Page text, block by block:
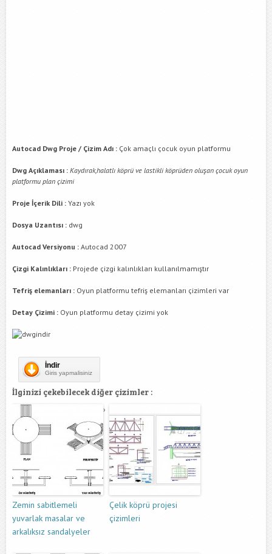
Autocad Dwg Proje / Çizim Adı : Çok amaçlı çocuk oyun platformu
Dwg Açıklaması : Kaydırak,halatlı köprü ve lastikli köprüden oluşan çocuk oyun
platformu plan çizimi
Proje İçerik Dili : Yazı yok
Dosya Uzantısı : dwg
Autocad Versiyonu : Autocad 2007
Çizgi Kalınlıkları : Projede çizgi kalınlıkları kullanılmamıştır
Tefriş elemanları : Oyun platformu tefriş elemanları çizimleri var
Detay Çizimi : Oyun platformu detay çizimi yok
İndir
Giris yapmalisiniz
İlginizi çekebilecek diğer çizimler :
Zemin sabitlemeli
yuvarlak masalar ve
arkalıksız sandalyeler
Çelik köprü projesi
çizimleri